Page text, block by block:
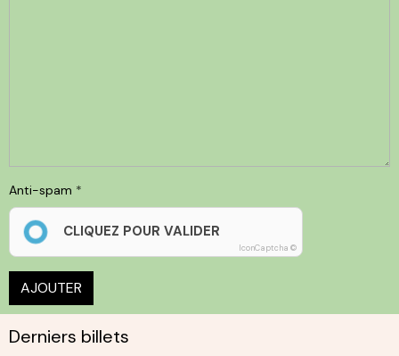
Anti-spam
CLIQUEZ POUR VALIDER
IconCaptcha ©
AJOUTER
Derniers billets